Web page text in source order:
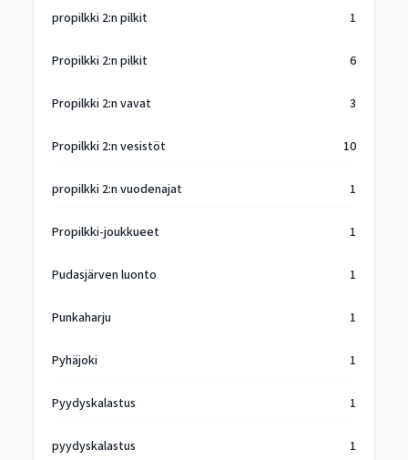
propilkki 2:n pilkit 1
Propilkki 2:n pilkit 6
Propilkki 2:n vavat 3
Propilkki 2:n vesistöt 10
propilkki 2:n vuodenajat 1
Propilkki-joukkueet 1
Pudasjärven luonto 1
Punkaharju 1
Pyhäjoki 1
Pyydyskalastus 1
pyydyskalastus 1